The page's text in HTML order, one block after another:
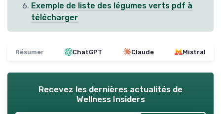
Exemple de liste des légumes verts pdf à
télécharger
Résumer ChatGPT Claude Mistral
Recevez les dernières actualités de
Wellness Insiders